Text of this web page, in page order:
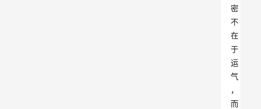
密
不
在
于
运
气
，
而